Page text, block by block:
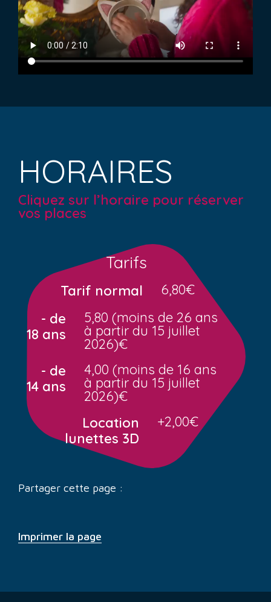
HORAIRES
Cliquez sur l’horaire pour réserver
vos places
Tarifs
Tarif normal
6,80€
- de
18 ans
5,80 (moins de 26 ans
à partir du 15 juillet
2026)€
- de
14 ans
4,00 (moins de 16 ans
à partir du 15 juillet
2026)€
Location
lunettes 3D
+2,00€
Partager cette page :
Imprimer la page